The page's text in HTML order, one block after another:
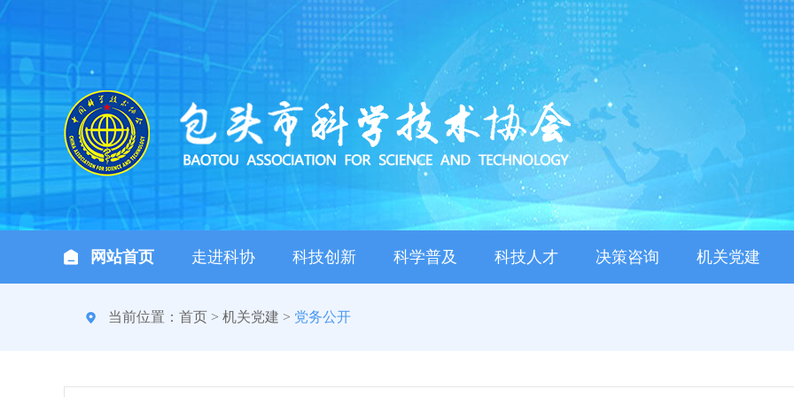
网站首页 走进科协 科技创新 科学普及 科技人才 决策咨询 机关党建
当前位置： 首页 > 机关党建 > 党务公开